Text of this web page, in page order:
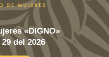
«DIGNO»
del 2026